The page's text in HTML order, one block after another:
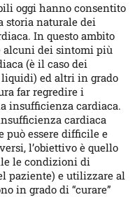
oggi hanno consentito
storia naturale dei
In questo ambito
alcuni dei sintomi più
(è il caso dei
ed altri in grado
far regredire i
insufficienza cardiaca.
cardiaca
può essere difficile e
l’obiettivo è quello
le condizioni di
paziente) e utilizzare al
in grado di “curare”